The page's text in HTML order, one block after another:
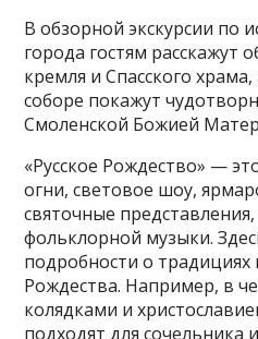
В обзорной экскурсии по
города гостям расскажут
кремля и Спасского
соборе покажут
Смоленской Божией
«Русское Рождество» —
огни, световое шоу,
святочные
фольклорной музыки.
подробности о традициях
Рождества. Например, в
колядками и
подходят для сочельника